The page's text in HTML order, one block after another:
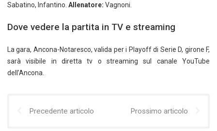
Sabatino, Infantino. Allenatore: Vagnoni.
Dove vedere la partita in TV e streaming
La gara, Ancona-Notaresco, valida per i Playoff di Serie D, girone F,
sarà visibile in diretta tv o streaming sul canale YouTube
dell’Ancona.
Precedente articolo Prossimo articolo